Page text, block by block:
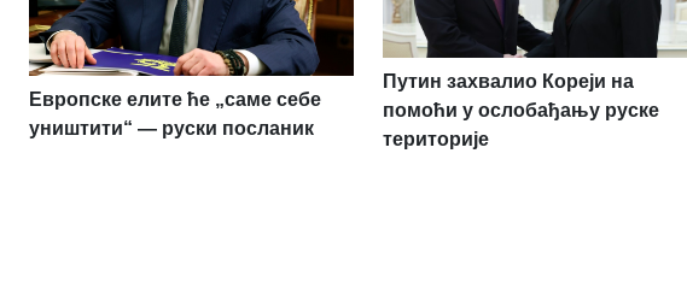
Европске елите ће „саме себе
уништити“ — руски посланик
Путин захвалио Кореји на
помоћи у ослобађању руске
територије